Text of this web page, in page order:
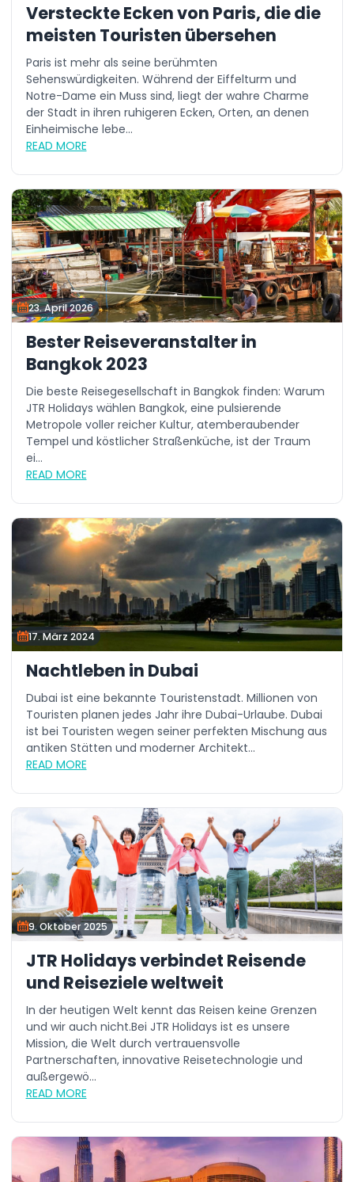
Versteckte Ecken von Paris, die die
meisten Touristen übersehen
Paris ist mehr als seine berühmten
Sehenswürdigkeiten. Während der Eiffelturm und
Notre-Dame ein Muss sind, liegt der wahre Charme
der Stadt in ihren ruhigeren Ecken, Orten, an denen
Einheimische lebe...
READ MORE
23. April 2026
Bester Reiseveranstalter in
Bangkok 2023
Die beste Reisegesellschaft in Bangkok finden: Warum
JTR Holidays wählen Bangkok, eine pulsierende
Metropole voller reicher Kultur, atemberaubender
Tempel und köstlicher Straßenküche, ist der Traum
ei...
READ MORE
17. März 2024
Nachtleben in Dubai
Dubai ist eine bekannte Touristenstadt. Millionen von
Touristen planen jedes Jahr ihre Dubai-Urlaube. Dubai
ist bei Touristen wegen seiner perfekten Mischung aus
antiken Stätten und moderner Architekt...
READ MORE
9. Oktober 2025
JTR Holidays verbindet Reisende
und Reiseziele weltweit
In der heutigen Welt kennt das Reisen keine Grenzen
und wir auch nicht.Bei JTR Holidays ist es unsere
Mission, die Welt durch vertrauensvolle
Partnerschaften, innovative Reisetechnologie und
außergewö...
READ MORE